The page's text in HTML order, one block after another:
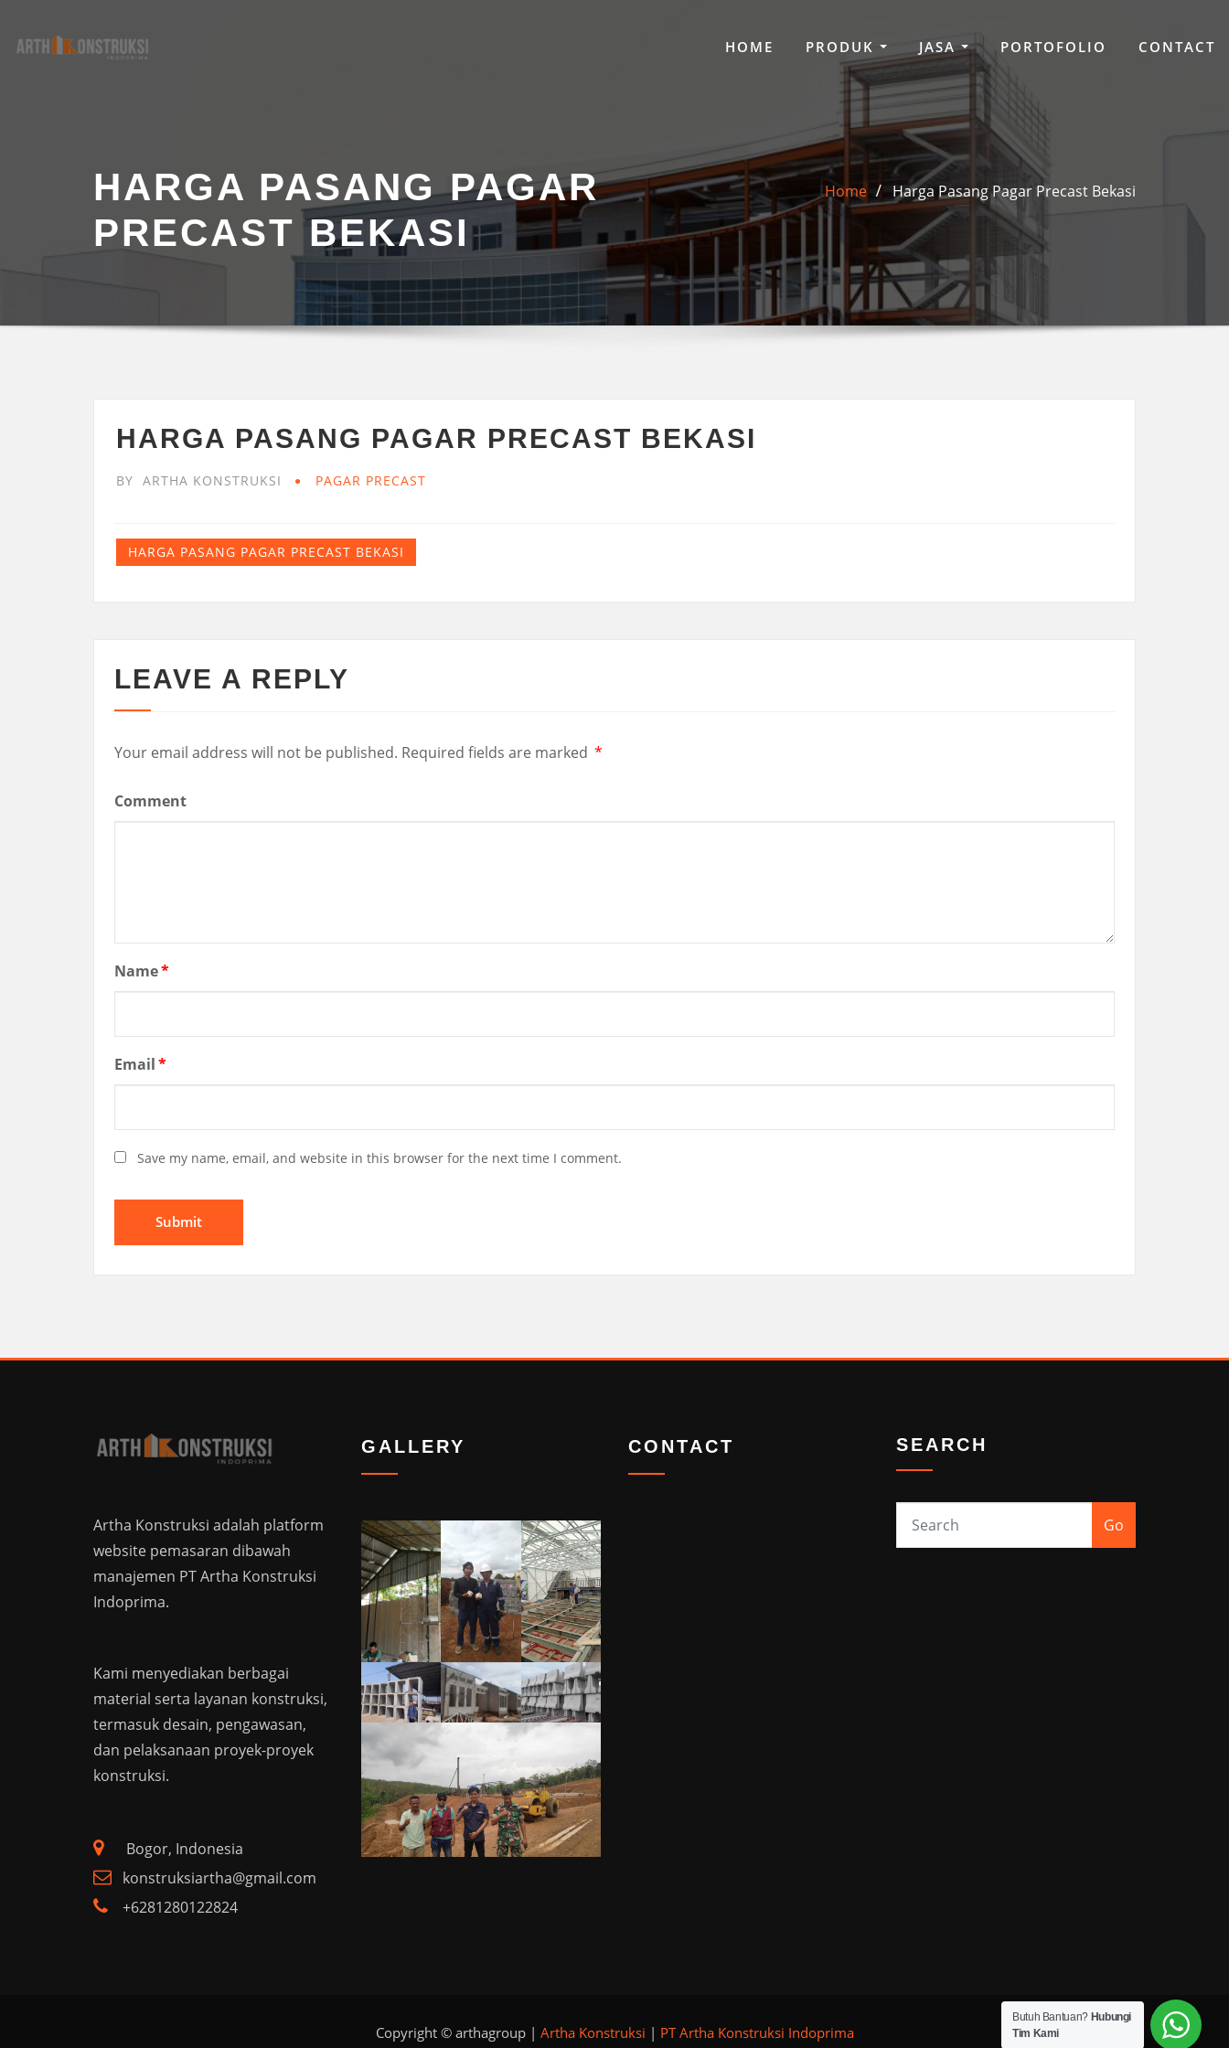
HOME PRODUK JASA PORTOFOLIO CONTACT
HARGA PASANG PAGAR
PRECAST BEKASI
Home Harga Pasang Pagar Precast Bekasi
HARGA PASANG PAGAR PRECAST BEKASI
BY ARTHA KONSTRUKSI PAGAR PRECAST
HARGA PASANG PAGAR PRECAST BEKASI
LEAVE A REPLY
Your email address will not be published. Required fields are marked *
Comment
Name*
Email*
Save my name, email, and website in this browser for the next time I comment.
Artha Konstruksi adalah platform
website pemasaran dibawah
manajemen PT Artha Konstruksi
Indoprima.
Kami menyediakan berbagai
material serta layanan konstruksi,
termasuk desain, pengawasan,
dan pelaksanaan proyek-proyek
konstruksi.
Bogor, Indonesia
konstruksiartha@gmail.com
+6281280122824
GALLERY CONTACT SEARCH
Go
Copyright © arthagroup | Artha Konstruksi | PT Artha Konstruksi Indoprima
Butuh Bantuan? Hubungi
Tim Kami